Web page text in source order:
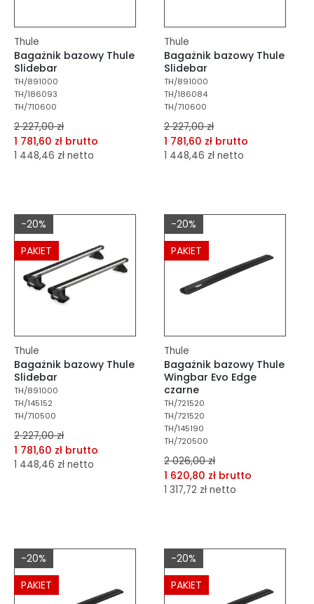
Thule
Bagażnik bazowy Thule
Slidebar
TH/891000
TH/186093
TH/710600
2 227,00 zł
1 781,60 zł brutto
1 448,46 zł netto
Do koszyka
Thule
Bagażnik bazowy Thule
Slidebar
TH/891000
TH/186084
TH/710600
2 227,00 zł
1 781,60 zł brutto
1 448,46 zł netto
Do koszyka
-20%
PAKIET
Thule
Bagażnik bazowy Thule
Slidebar
TH/891000
TH/145152
TH/710500
2 227,00 zł
1 781,60 zł brutto
1 448,46 zł netto
-20%
PAKIET
Thule
Bagażnik bazowy Thule
Wingbar Evo Edge
czarne
TH/721520
TH/721520
TH/145190
TH/720500
2 026,00 zł
1 620,80 zł brutto
1 317,72 zł netto
Do koszyka
-20%
PAKIET
-20%
PAKIET